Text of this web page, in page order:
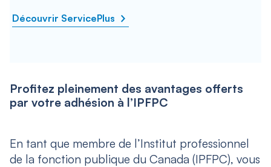
Découvrir ServicePlus
Profitez pleinement des avantages offerts
par votre adhésion à l’IPFPC
En tant que membre de l’Institut professionnel
de la fonction publique du Canada (IPFPC), vous